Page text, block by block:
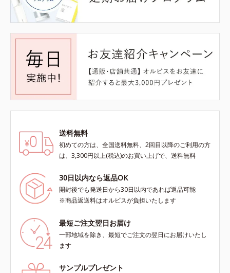
送料無料
初めての方は、全国送料無料、2回目以降のご利用の方
は、3,300円以上(税込)のお買い上げで、送料無料
30日以内なら返品OK
開封後でも発送日から30日以内であれば返品可能
※商品返送料はオルビスが負担いたします
最短ご注文翌日お届け
一部地域を除き、最短でご注文の翌日にお届けいたし
ます
サンプルプレゼント